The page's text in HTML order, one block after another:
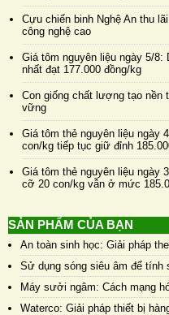
Cựu chiến binh Nghệ An thu
công nghệ cao
Giá tôm nguyên liệu ngày 5/
nhất đạt 177.000 đồng/kg
Con giống chất lượng tạo nền
vững
Giá tôm thẻ nguyên liệu ngày
con/kg tiếp tục giữ đỉnh
Giá tôm thẻ nguyên liệu ngày
cỡ 20 con/kg vẫn ở mức
SẢN PHẨM CỦA BẠN
An toàn sinh học: Giải pháp
Sử dụng sóng siêu âm để tính
Máy sưởi ngâm: Cách mạng
Waterco: Giải pháp thiết bị